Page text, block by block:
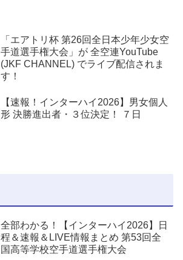
「エアトリ杯 第26回全日本少年少女空
手道選手権大会」が 全空連YouTube
(JKF CHANNEL) でライブ配信されま
す！
【速報！インターハイ2026】男女個人
形 決勝進出者・３位決定！ ７日
全部わかる！【インターハイ2026】日
程＆速報＆LIVE情報まとめ 第53回全
国高等学校空手道選手権大会